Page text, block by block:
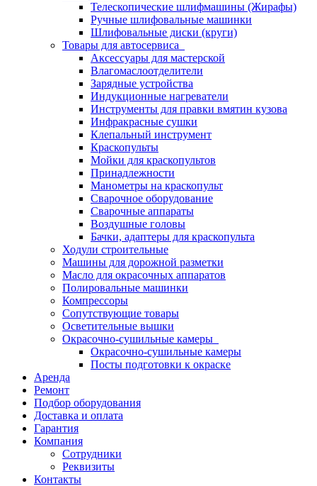
Телескопические шлифмашины (Жирафы)
Ручные шлифовальные машинки
Шлифовальные диски (круги)
Товары для автосервиса
Аксессуары для мастерской
Влагомаслоотделители
Зарядные устройства
Индукционные нагреватели
Инструменты для правки вмятин кузова
Инфракрасные сушки
Клепальный инструмент
Краскопульты
Мойки для краскопультов
Принадлежности
Манометры на краскопульт
Сварочное оборудование
Сварочные аппараты
Воздушные головы
Бачки, адаптеры для краскопульта
Ходули строительные
Машины для дорожной разметки
Масло для окрасочных аппаратов
Полировальные машинки
Компрессоры
Сопутствующие товары
Осветительные вышки
Окрасочно-сушильные камеры
Окрасочно-сушильные камеры
Посты подготовки к окраске
Аренда
Ремонт
Подбор оборудования
Доставка и оплата
Гарантия
Компания
Сотрудники
Реквизиты
Контакты